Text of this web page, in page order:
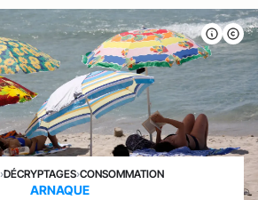
›DÉCRYPTAGES›CONSOMMATION
ARNAQUE